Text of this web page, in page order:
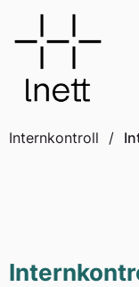
content
Internkontroll /